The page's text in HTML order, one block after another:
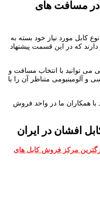
در مسافت های
کابل مورد نیاز خود بسته به
که در این قسمت پیشنهاد
می توانید با انتخاب مسافت و
و آلومینیومی متناظر آن را با
با همکاران ما در واحد فروش
افشان در ایران
مرکز فروش کابل های